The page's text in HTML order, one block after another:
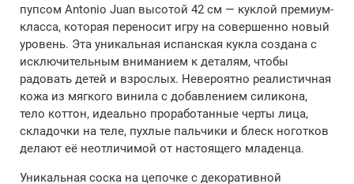
пупсом Antonio Juan высотой 42 см — куклой премиум-
класса, которая переносит игру на совершенно новый
уровень. Эта уникальная испанская кукла создана с
исключительным вниманием к деталям, чтобы
радовать детей и взрослых. Невероятно реалистичная
кожа из мягкого винила с добавлением силикона,
тело коттон, идеально проработанные черты лица,
складочки на теле, пухлые пальчики и блеск ноготков
делают её неотличимой от настоящего младенца.
Уникальная соска на цепочке с декоративной